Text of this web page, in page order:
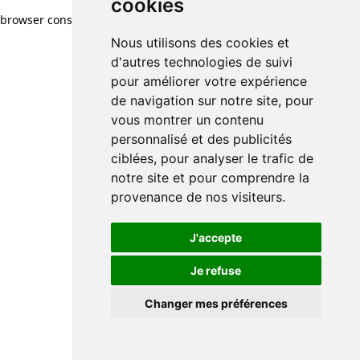
cookies
Nous utilisons des cookies et
d'autres technologies de suivi
pour améliorer votre expérience
de navigation sur notre site, pour
vous montrer un contenu
personnalisé et des publicités
ciblées, pour analyser le trafic de
notre site et pour comprendre la
provenance de nos visiteurs.
J'accepte
Je refuse
Changer mes préférences
browser console for more information)